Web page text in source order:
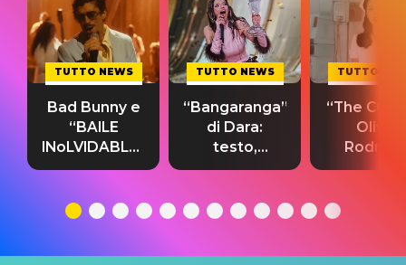
TUTTO NEWS
Bad Bunny e
“BAILE
INoLVIDABLE”:
testo,
significato
TUTTO NEWS
“Bangaranga”
di Dara:
testo,
traduzione e
del singolo
TUTTO
“The
Olivia
testo,